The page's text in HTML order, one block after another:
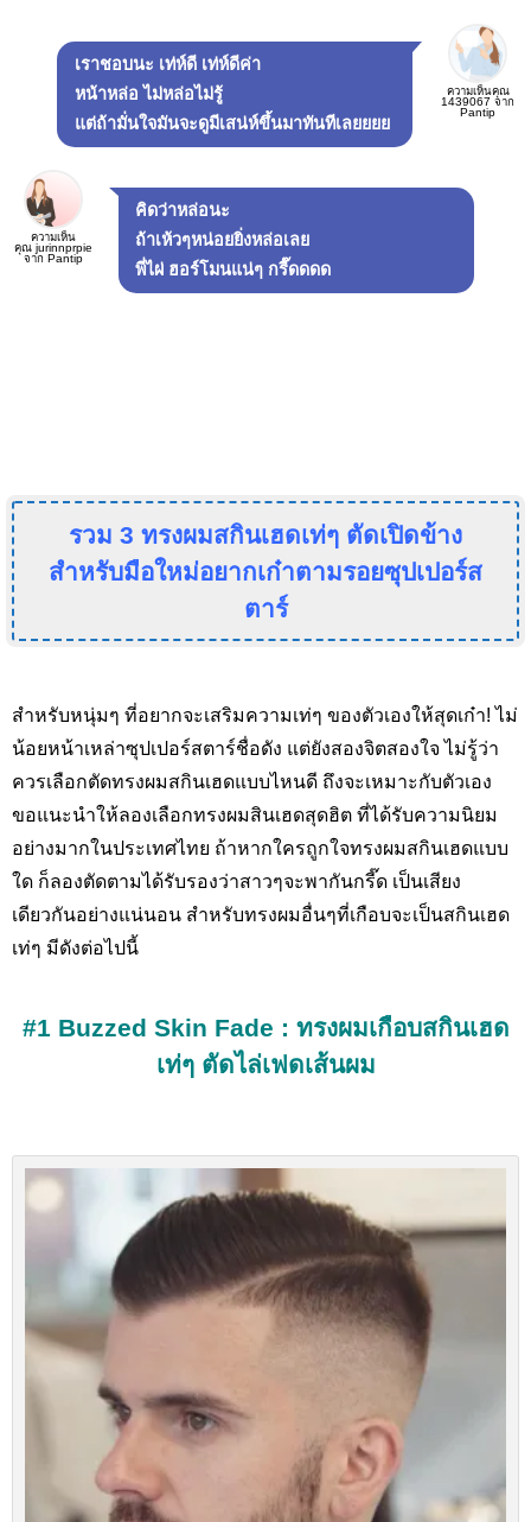
ความเห็นคุณ
1439067 จาก
Pantip
เราชอบนะ เท่ห์ดี เท่ห์ดีค่า
หน้าหล่อ ไม่หล่อไม่รู้
แต่ถ้ามั่นใจมันจะดูมีเสน่ห์ขึ้นมาทันทีเลยยยย
ความเห็น
คุณ jurinnprpie
จาก Pantip
คิดว่าหล่อนะ
ถ้าเห้วๆหน่อยยิ่งหล่อเลย
พี่ไผ่ ฮอร์โมนแน่ๆ กรี๊ดดดด
รวม 3 ทรงผมสกินเฮดเท่ๆ ตัดเปิดข้าง
สำหรับมือใหม่อยากเก๋าตามรอยซุปเปอร์ส
ตาร์
สำหรับหนุ่มๆ ที่อยากจะเสริมความเท่ๆ ของตัวเองให้สุดเก๋า! ไม่
น้อยหน้าเหล่าซุปเปอร์สตาร์ชื่อดัง แต่ยังสองจิตสองใจ ไม่รู้ว่า
ควรเลือกตัดทรงผมสกินเฮดแบบไหนดี ถึงจะเหมาะกับตัวเอง
ขอแนะนำให้ลองเลือกทรงผมสินเฮดสุดฮิต ที่ได้รับความนิยม
อย่างมากในประเทศไทย ถ้าหากใครถูกใจทรงผมสกินเฮดแบบ
ใด ก็ลองตัดตามได้รับรองว่าสาวๆจะพากันกรี๊ด เป็นเสียง
เดียวกันอย่างแน่นอน สำหรับทรงผมอื่นๆที่เกือบจะเป็นสกินเฮด
เท่ๆ มีดังต่อไปนี้
#1 Buzzed Skin Fade : ทรงผมเกือบสกินเฮด
เท่ๆ ตัดไล่เฟดเส้นผม